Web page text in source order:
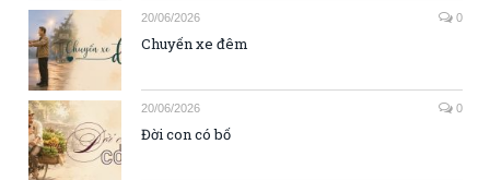
20/06/2026 0
Chuyến xe đêm
20/06/2026 0
Đời con có bố